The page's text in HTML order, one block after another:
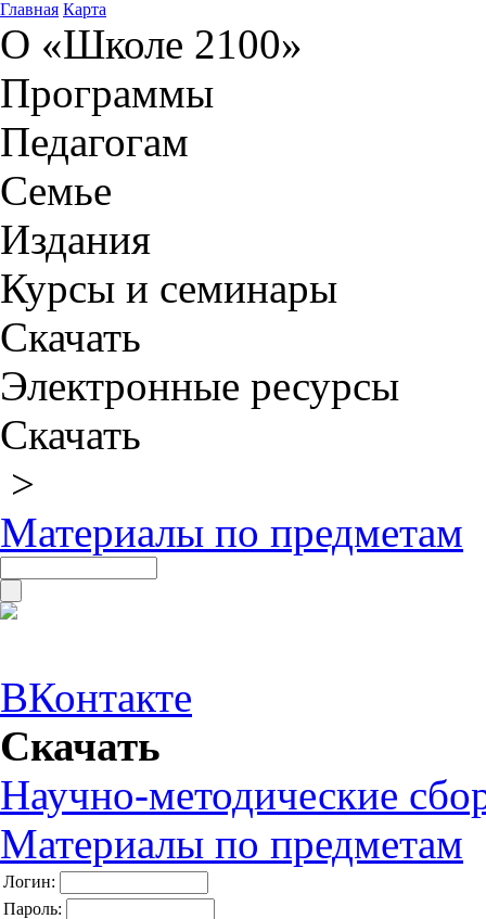
Главная Карта
О «Школе 2100»
Программы
Педагогам
Семье
Издания
Курсы и семинары
Скачать
Электронные ресурсы
Скачать
>
Материалы по предметам
ВКонтакте
Скачать
Научно-методические
Материалы по предметам
Логин:
Пароль: